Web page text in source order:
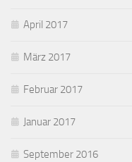
April 2017
März 2017
Februar 2017
Januar 2017
September 2016